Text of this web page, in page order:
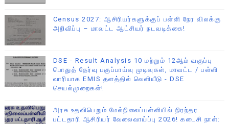
Census 2027: ஆசிரியர்களுக்குப் பள்ளி நேர விலக்கு
அறிவிப்பு – மாவட்ட ஆட்சியர் நடவடிக்கை!
DSE - Result Analysis 10 மற்றும் 12ஆம் வகுப்பு
பொதுத் தேர்வு பகுப்பாய்வு முடிவுகள், மாவட்ட / பள்ளி
வாரியாக EMIS தளத்தில் வெளியீடு - DSE
செயல்முறைகள்!
அரசு உதவிபெறும் மேல்நிலைப்பள்ளியில் நிரந்தர
பட்டதாரி ஆசிரியர் வேலைவாய்ப்பு 2026! கடைசி நாள்: